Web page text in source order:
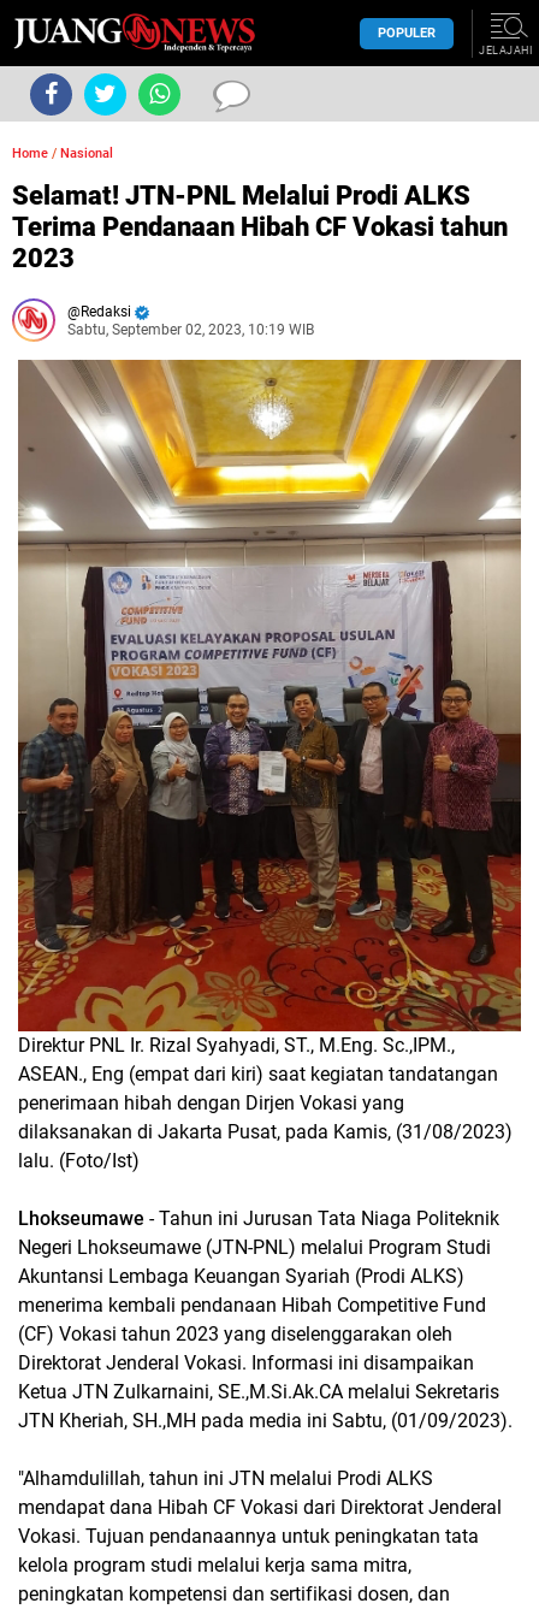
POPULER
JELAJAHI
Home / Nasional
Selamat! JTN-PNL Melalui Prodi ALKS
Terima Pendanaan Hibah CF Vokasi tahun
2023
Redaksi
Sabtu, September 02, 2023, 10:19 WIB
Direktur PNL Ir. Rizal Syahyadi, ST., M.Eng. Sc.,IPM.,
ASEAN., Eng (empat dari kiri) saat kegiatan tandatangan
penerimaan hibah dengan Dirjen Vokasi yang
dilaksanakan di Jakarta Pusat, pada Kamis, (31/08/2023)
lalu. (Foto/Ist)
Lhokseumawe - Tahun ini Jurusan Tata Niaga Politeknik
Negeri Lhokseumawe (JTN-PNL) melalui Program Studi
Akuntansi Lembaga Keuangan Syariah (Prodi ALKS)
menerima kembali pendanaan Hibah Competitive Fund
(CF) Vokasi tahun 2023 yang diselenggarakan oleh
Direktorat Jenderal Vokasi. Informasi ini disampaikan
Ketua JTN Zulkarnaini, SE.,M.Si.Ak.CA melalui Sekretaris
JTN Kheriah, SH.,MH pada media ini Sabtu, (01/09/2023).
"Alhamdulillah, tahun ini JTN melalui Prodi ALKS
mendapat dana Hibah CF Vokasi dari Direktorat Jenderal
Vokasi. Tujuan pendanaannya untuk peningkatan tata
kelola program studi melalui kerja sama mitra,
peningkatan kompetensi dan sertifikasi dosen, dan